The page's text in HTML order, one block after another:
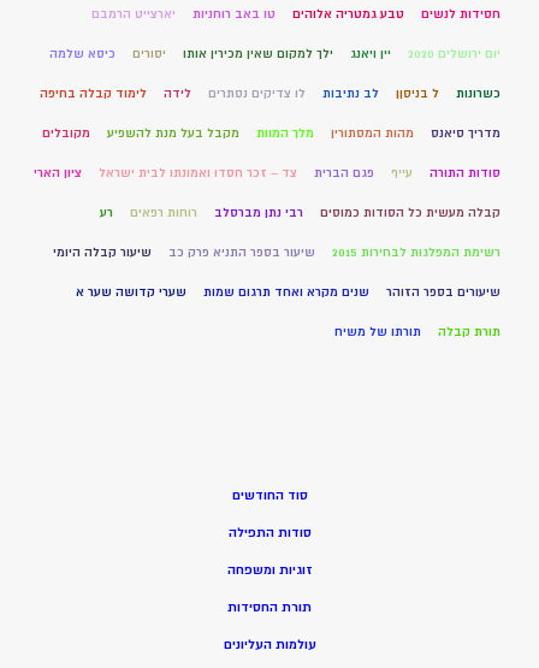
חסידות לנשים טבע גמטריה אלוהים טו באב רוחניות יארצייט הרמבם
יום ירושלים 2020 יין ויאנג ילך למקום שאין מכירין אותו יסורים כיסא שלמה
כשרונות ל בניסןן לב נתיבות לו צדיקים נסתרים לידה לימוד קבלה בחיפה
מדריך סיאנס מהות המסתורין מלך המוות מקבל בעל מנת להשפיע מקובלים
סודות התורה עייף פגם הברית צד – זכר חסדו ואמונתו לבית ישראל ציון הארי
קבלה מעשית כל הסודות כמוסים רבי נתן מברסלב רוחות רפאים רע
רשימת המפלגות לבחירות 2015 שיעור בספר התניא פרק כב שיעור קבלה היומי
שיעורים בספר הזוהר שנים מקרא ואחד תרגום שמות שערי קדושה שער א
תורת קבלה תורתו של משיח
סוד החודשים
סודות התפילה
זוגיות ומשפחה
תורת החסידות
עולמות העליונים